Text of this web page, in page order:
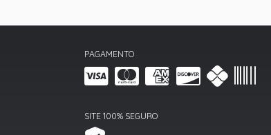
PAGAMENTO
SITE 100% SEGURO